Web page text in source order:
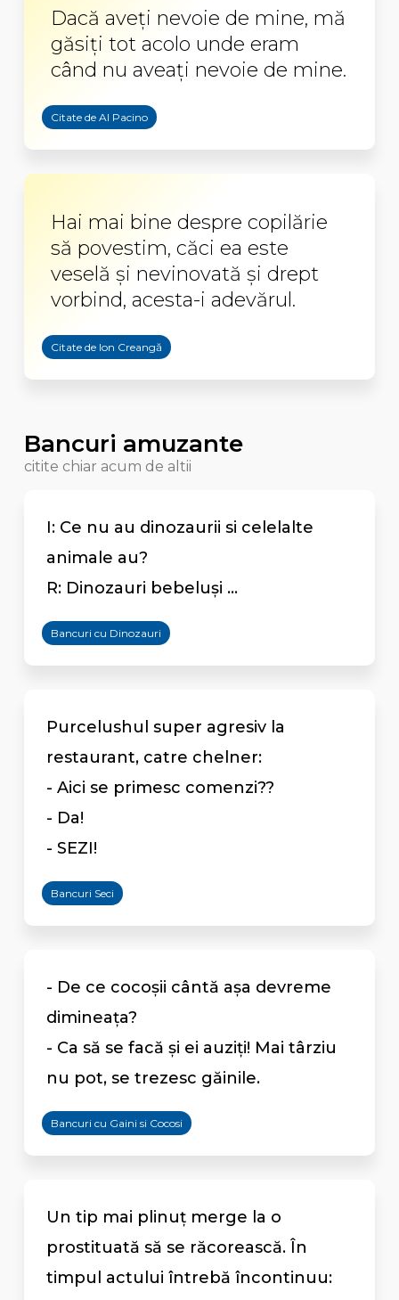
Dacă aveţi nevoie de mine, mă
găsiţi tot acolo unde eram
când nu aveaţi nevoie de mine.
Citate de Al Pacino
Hai mai bine despre copilărie
să povestim, căci ea este
veselă şi nevinovată şi drept
vorbind, acesta-i adevărul.
Citate de Ion Creangă
Bancuri amuzante
citite chiar acum de altii
I: Ce nu au dinozaurii si celelalte
animale au?
R: Dinozauri bebeluşi ...
Bancuri cu Dinozauri
Purcelushul super agresiv la
restaurant, catre chelner:
- Aici se primesc comenzi??
- Da!
- SEZI!
Bancuri Seci
- De ce cocoșii cântă așa devreme
dimineața?
- Ca să se facă și ei auziți! Mai târziu
nu pot, se trezesc găinile.
Bancuri cu Gaini si Cocosi
Un tip mai plinuț merge la o
prostituată să se răcorească. În
timpul actului întrebă încontinuu: